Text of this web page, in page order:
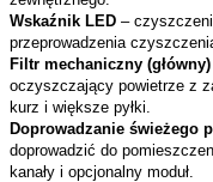
Wskaźnik LED –
przeprowadzenia
Filtr mechaniczny (główny)
oczyszczający powietrze z
kurz i większe pyłki.
Doprowadzanie świeżego
doprowadzić do
kanały i opcjonalny moduł.